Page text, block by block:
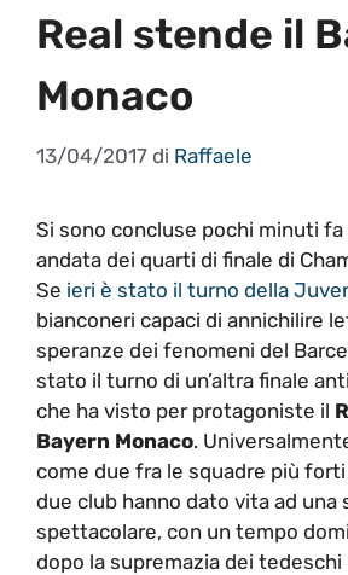
Real stende il
Monaco
13/04/2017 di Raffaele
Si sono concluse pochi minuti fa
andata dei quarti di finale di
Se ieri è stato il turno della
bianconeri capaci di annichilire
speranze dei fenomeni del
stato il turno di un’altra finale
che ha visto per protagoniste il
Bayern Monaco.
come due fra le squadre più
due club hanno dato vita ad una
spettacolare, con un tempo
dopo la supremazia dei tedeschi